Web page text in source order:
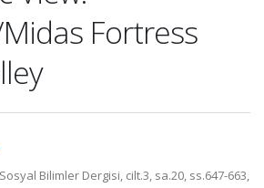
Midas Fortress
Bilimler Dergisi, cilt.3, sa.20, ss.647-663,